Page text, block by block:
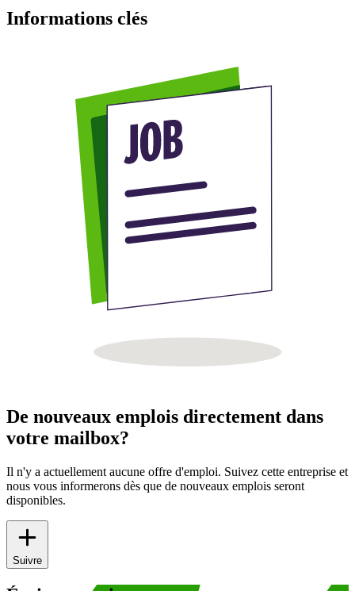
Informations clés
De nouveaux emplois directement dans
votre mailbox?
Il n'y a actuellement aucune offre d'emploi. Suivez cette entreprise et
nous vous informerons dès que de nouveaux emplois seront
disponibles.
Suivre